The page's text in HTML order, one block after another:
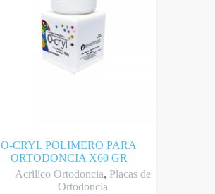
O-CRYL POLIMERO PARA
ORTODONCIA X60 GR
Acrilico Ortodoncia, Placas de
Ortodoncia